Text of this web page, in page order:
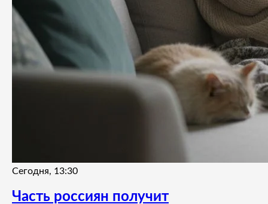
Сегодня, 13:30
Часть россиян получит